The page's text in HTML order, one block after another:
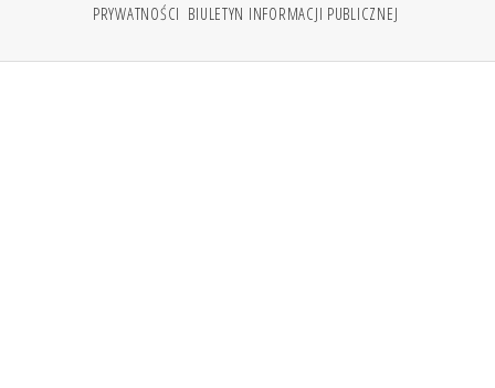
PRYWATNOŚCI BIULETYN INFORMACJI PUBLICZNEJ